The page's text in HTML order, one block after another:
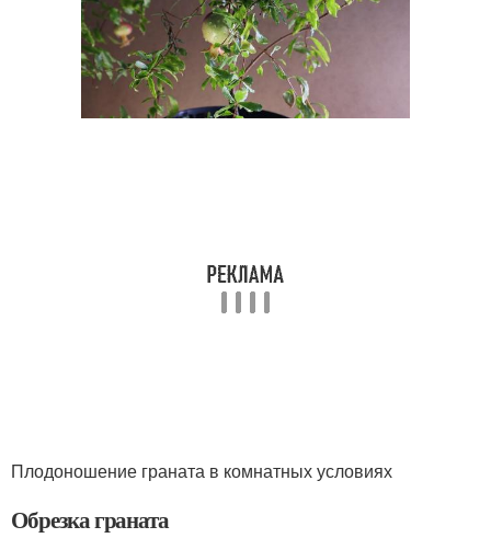
Плодоношение граната в комнатных условиях
Обрезка граната